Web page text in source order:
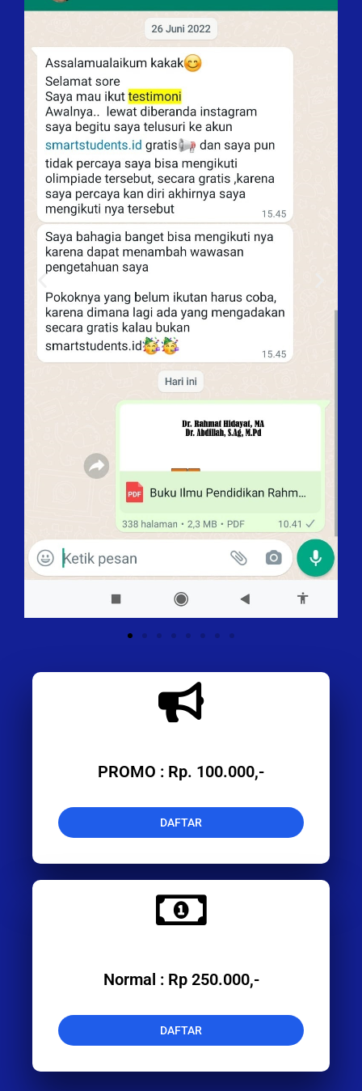
PROMO : Rp. 100.000,-
DAFTAR
Normal : Rp 250.000,-
DAFTAR